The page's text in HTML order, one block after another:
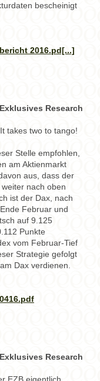
bescheinigt
2016.pd[...]
Research
takes two to tango!
Stelle empfohlen,
am Aktienmarkt
aus, dass der
nach oben
ist der Dax, nach
Februar und
auf 9.125
Punkte
vom Februar-Tief
Strategie gefolgt
Dax verdienen.
Research